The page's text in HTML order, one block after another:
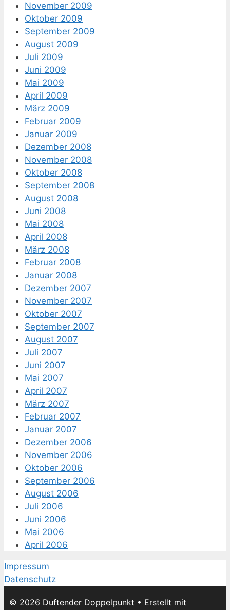
November 2009
Oktober 2009
September 2009
August 2009
Juli 2009
Juni 2009
Mai 2009
April 2009
März 2009
Februar 2009
Januar 2009
Dezember 2008
November 2008
Oktober 2008
September 2008
August 2008
Juni 2008
Mai 2008
April 2008
März 2008
Februar 2008
Januar 2008
Dezember 2007
November 2007
Oktober 2007
September 2007
August 2007
Juli 2007
Juni 2007
Mai 2007
April 2007
März 2007
Februar 2007
Januar 2007
Dezember 2006
November 2006
Oktober 2006
September 2006
August 2006
Juli 2006
Juni 2006
Mai 2006
April 2006
Impressum
Datenschutz
© 2026 Duftender Doppelpunkt • Erstellt mit